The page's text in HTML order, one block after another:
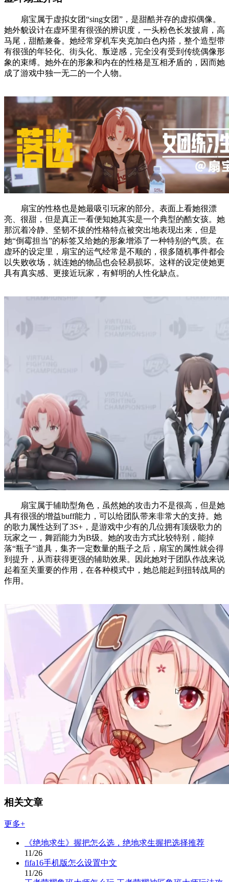
扇宝属于虚拟女团“sing女团”，是甜酷并存的虚拟偶像。
她外貌设计在虚环里有很强的辨识度，一头粉色长发披肩，高
马尾，甜酷兼备。她经常穿机车夹克加白色内搭，整个造型带
有很强的年轻化、街头化、叛逆感，完全没有受到传统偶像形
象的束缚。她外在的形象和内在的性格是互相矛盾的，因而她
成了游戏中独一无二的一个人物。
扇宝的性格也是她最吸引玩家的部分。表面上看她很漂
亮、很甜，但是真正一看便知她其实是一个典型的酷女孩。她
那沉着冷静、坚韧不拔的性格特点被突出地表现出来，但是
她“倒霉担当”的标签又给她的形象增添了一种特别的气质。在
虚环的设定里，扇宝的运气经常是不顺的，很多随机事件都会
以失败收场，就连她的物品也会轻易损坏。这样的设定使她更
具有真实感、更接近玩家，有鲜明的人性化缺点。
扇宝属于辅助型角色，虽然她的攻击力不是很高，但是她
具有很强的增益buff能力，可以给团队带来非常大的支持。她
的歌力属性达到了3S+，是游戏中少有的几位拥有顶级歌力的
玩家之一，舞蹈能力为B级。她的攻击方式比较特别，能掉
落“瓶子”道具，集齐一定数量的瓶子之后，扇宝的属性就会得
到提升，从而获得更强的辅助效果。因此她对于团队作战来说
起着至关重要的作用，在各种模式中，她总能起到扭转战局的
作用。
相关文章
更多+
《绝地求生》握把怎么选，绝地求生握把选择推荐
11/26
fifa16手机版怎么设置中文
11/26